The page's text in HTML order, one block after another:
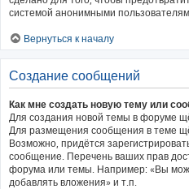
системой анонимными
Вернуться к началу
Создание сообщений
Как мне создать новую тему или
Для создания новой темы в форуме
Для размещения сообщения в теме
Возможно, придётся
сообщение. Перечень ваших прав
форума или темы. Например: «Вы
добавлять вложения» и т.п.